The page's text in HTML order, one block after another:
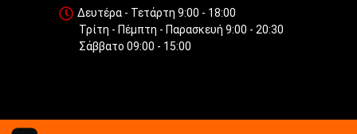
Δευτέρα - Τετάρτη 9:00 - 18:00
Τρίτη - Πέμπτη - Παρασκευή 9:00 - 20:30
Σάββατο 09:00 - 15:00